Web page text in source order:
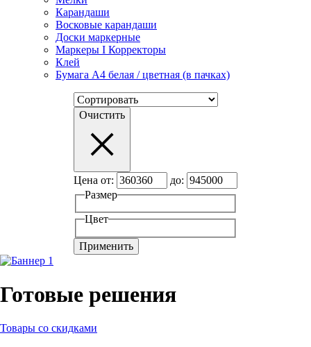
Карандаши
Восковые карандаши
Доски маркерные
Маркеры I Корректоры
Клей
Бумага А4 белая / цветная (в пачках)
Очистить
Цена от:
до:
Размер
Цвет
Готовые решения
Товары со скидками